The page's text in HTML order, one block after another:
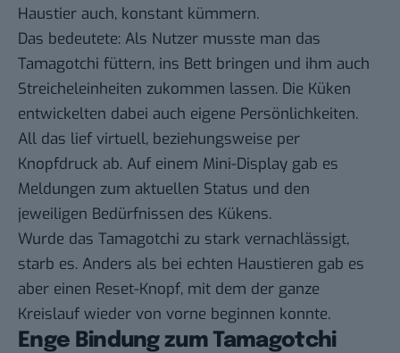
Haustier auch, konstant kümmern.
Das bedeutete: Als Nutzer musste man das
Tamagotchi füttern, ins Bett bringen und ihm auch
Streicheleinheiten zukommen lassen. Die Küken
entwickelten dabei auch eigene Persönlichkeiten.
All das lief virtuell, beziehungsweise per
Knopfdruck ab. Auf einem Mini-Display gab es
Meldungen zum aktuellen Status und den
jeweiligen Bedürfnissen des Kükens.
Wurde das Tamagotchi zu stark vernachlässigt,
starb es. Anders als bei echten Haustieren gab es
aber einen Reset-Knopf, mit dem der ganze
Kreislauf wieder von vorne beginnen konnte.
Enge Bindung zum Tamagotchi